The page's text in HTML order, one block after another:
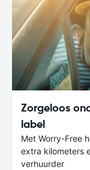
Zorgeloos
label
Met Worry-Free
extra kilometers
verhuurder